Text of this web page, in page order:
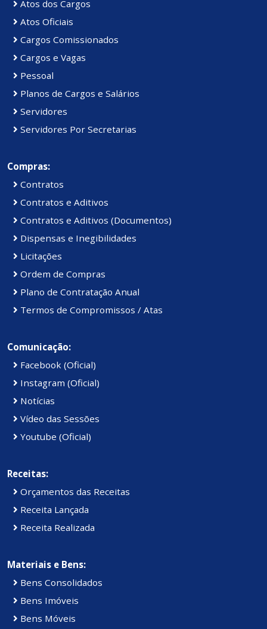
Atos dos Cargos
Atos Oficiais
Cargos Comissionados
Cargos e Vagas
Pessoal
Planos de Cargos e Salários
Servidores
Servidores Por Secretarias
Compras:
Contratos
Contratos e Aditivos
Contratos e Aditivos (Documentos)
Dispensas e Inegibilidades
Licitações
Ordem de Compras
Plano de Contratação Anual
Termos de Compromissos / Atas
Comunicação:
Facebook (Oficial)
Instagram (Oficial)
Notícias
Vídeo das Sessões
Youtube (Oficial)
Receitas:
Orçamentos das Receitas
Receita Lançada
Receita Realizada
Materiais e Bens:
Bens Consolidados
Bens Imóveis
Bens Móveis